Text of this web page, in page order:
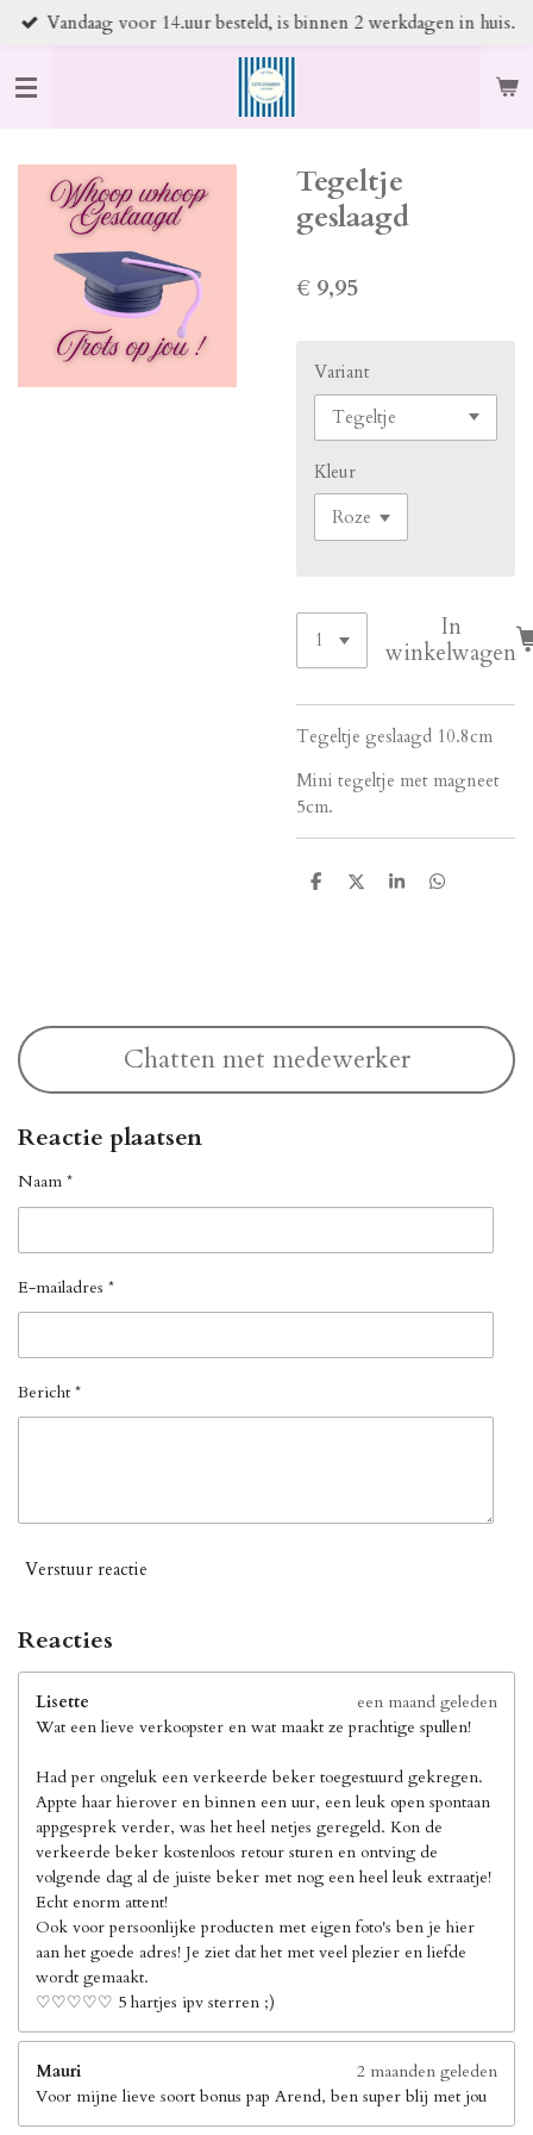
Ga
naar
de
hoofdinhoud
Vandaag voor 14.uur besteld, is binnen 2 werkdagen in huis.
Tegeltje
geslaagd
€ 9,95
Variant
Kleur
In
winkelwagen
Tegeltje geslaagd 10.8cm
Mini tegeltje met magneet
5cm.
D
D
S
D
Chatten met medewerker
Reactie plaatsen
Naam *
E-mailadres *
Bericht *
Verstuur reactie
Reacties
Lisette
een maand geleden
Wat een lieve verkoopster en wat maakt ze prachtige spullen!
Had per ongeluk een verkeerde beker toegestuurd gekregen.
Appte haar hierover en binnen een uur, een leuk open spontaan
appgesprek verder, was het heel netjes geregeld. Kon de
verkeerde beker kostenloos retour sturen en ontving de
volgende dag al de juiste beker met nog een heel leuk extraatje!
Echt enorm attent!
Ook voor persoonlijke producten met eigen foto's ben je hier
aan het goede adres! Je ziet dat het met veel plezier en liefde
wordt gemaakt.
♡♡♡♡♡ 5 hartjes ipv sterren ;)
Mauri
2 maanden geleden
Voor mijne lieve soort bonus pap Arend, ben super blij met jou